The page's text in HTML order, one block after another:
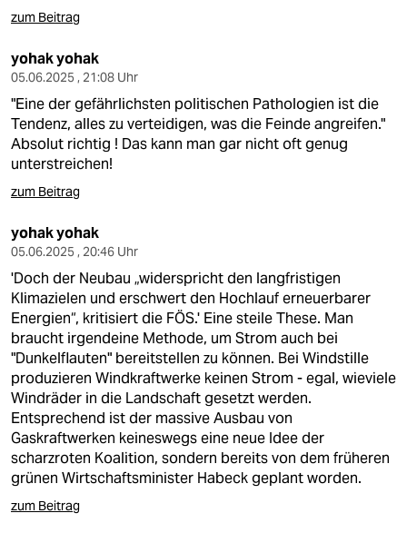
zum Beitrag
yohak yohak
05.06.2025 , 21:08 Uhr
"Eine der gefährlichsten politischen Pathologien ist die
Tendenz, alles zu verteidigen, was die Feinde angreifen."
Absolut richtig ! Das kann man gar nicht oft genug
unterstreichen!
zum Beitrag
yohak yohak
05.06.2025 , 20:46 Uhr
'Doch der Neubau „widerspricht den langfristigen
Klimazielen und erschwert den Hochlauf erneuerbarer
Energien“, kritisiert die FÖS.' Eine steile These. Man
braucht irgendeine Methode, um Strom auch bei
"Dunkelflauten" bereitstellen zu können. Bei Windstille
produzieren Windkraftwerke keinen Strom - egal, wieviele
Windräder in die Landschaft gesetzt werden.
Entsprechend ist der massive Ausbau von
Gaskraftwerken keineswegs eine neue Idee der
scharzroten Koalition, sondern bereits von dem früheren
grünen Wirtschaftsminister Habeck geplant worden.
zum Beitrag